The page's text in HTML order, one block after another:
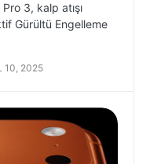
3, kalp atışı
Gürültü Engelleme
10, 2025